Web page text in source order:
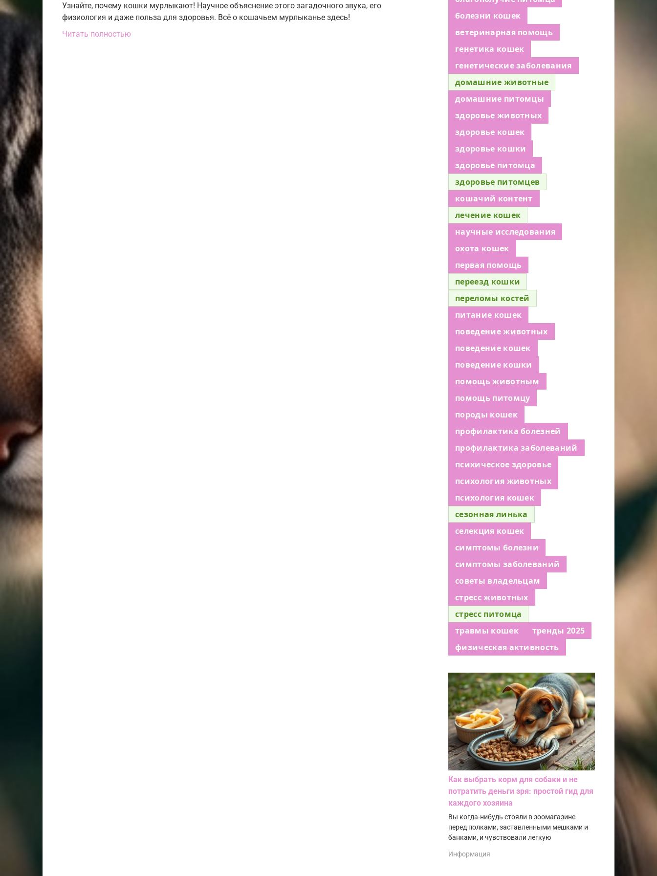
Узнайте, почему кошки мурлыкают! Научное объяснение этого загадочного звука, его
физиология и даже польза для здоровья. Всё о кошачьем мурлыканье здесь!
Читать полностью
болезни кошек
ветеринарная помощь
генетика кошек
генетические заболевания
домашние животные
домашние питомцы
здоровье животных
здоровье кошек
здоровье кошки
здоровье питомца
здоровье питомцев
кошачий контент
лечение кошек
научные исследования
охота кошек
первая помощь
переезд кошки
переломы костей
питание кошек
поведение животных
поведение кошек
поведение кошки
помощь животным
помощь питомцу
породы кошек
профилактика болезней
профилактика заболеваний
психическое здоровье
психология животных
психология кошек
сезонная линька
селекция кошек
симптомы болезни
симптомы заболеваний
советы владельцам
стресс животных
стресс питомца
травмы кошек
тренды 2025
физическая активность
Как выбрать корм для собаки и не
потратить деньги зря: простой гид для
каждого хозяина
Вы когда-нибудь стояли в зоомагазине
перед полками, заставленными мешками и
банками, и чувствовали легкую
Информация